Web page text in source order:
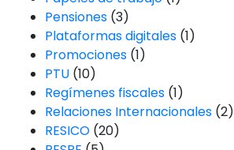
Pensiones(3)
Plataformas digitales(1)
Promociones(1)
PTU(10)
Regímenes fiscales(1)
Relaciones Internacionales(2)
RESICO(20)